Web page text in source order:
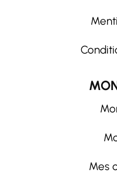
Mes